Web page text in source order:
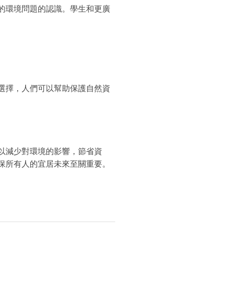
環境問題的認識。學生和更廣
擇，人們可以幫助保護自然資
減少對環境的影響，節省資
有人的宜居未來至關重要。